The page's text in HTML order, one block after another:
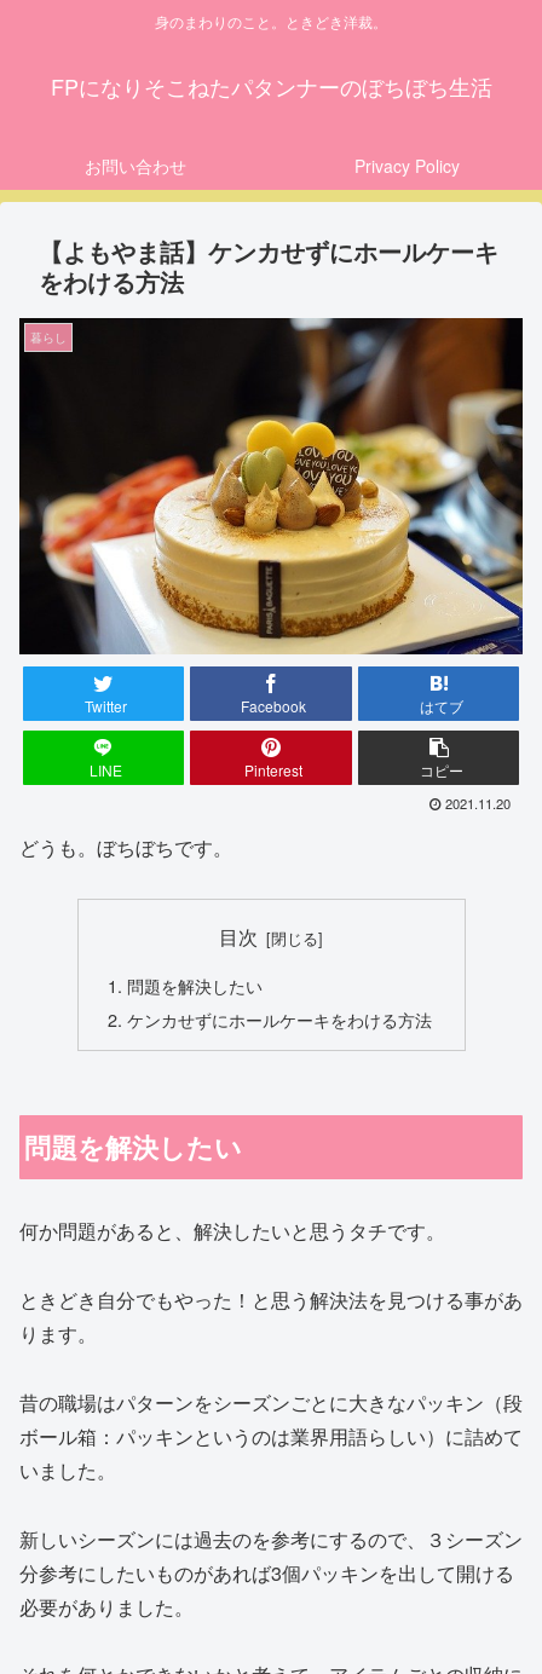
身のまわりのこと。ときどき洋裁。
FPになりそこねたパタンナーのぼちぼち生活
お問い合わせ Privacy Policy
【よもやま話】ケンカせずにホールケーキ
をわける方法
暮らし
Twitter Facebook はてブ
LINE Pinterest コピー
2021.11.20
どうも。ぼちぼちです。
目次
問題を解決したい
ケンカせずにホールケーキをわける方法
問題を解決したい
何か問題があると、解決したいと思うタチです。
ときどき自分でもやった！と思う解決法を見つける事があ
ります。
昔の職場はパターンをシーズンごとに大きなパッキン（段
ボール箱：パッキンというのは業界用語らしい）に詰めて
いました。
新しいシーズンには過去のを参考にするので、３シーズン
分参考にしたいものがあれば3個パッキンを出して開ける
必要がありました。